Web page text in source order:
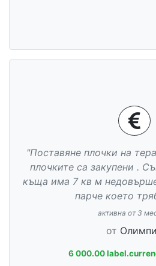
"Поставяне плочки на
плочките са закупени .
къща има 7 кв м
парче което
активна от 3
от
6 000.00